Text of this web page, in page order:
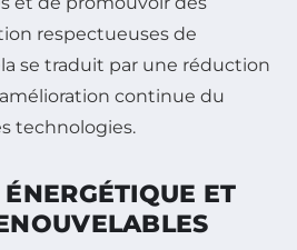
respectueuses de
se traduit par une réduction
continue du
technologies.
ET